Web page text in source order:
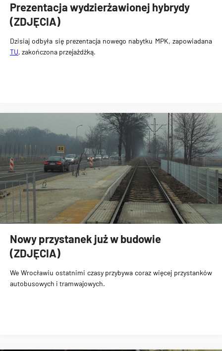
Prezentacja wydzierżawionej hybrydy
(ZDJĘCIA)
Dzisiaj odbyła się prezentacja nowego nabytku MPK, zapowiadana
TU, zakończona przejażdżką.
Nowy przystanek już w budowie
(ZDJĘCIA)
We Wrocławiu ostatnimi czasy przybywa coraz więcej przystanków
autobusowych i tramwajowych.